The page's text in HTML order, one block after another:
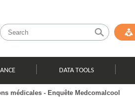
DATA TOOLS
médicales - Enquête Medcomalcool